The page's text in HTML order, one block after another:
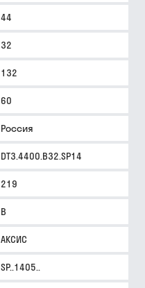
44
32
132
60
Россия
DT3.4400.B32.SP14
219
B
АКСИС
SP..1405..